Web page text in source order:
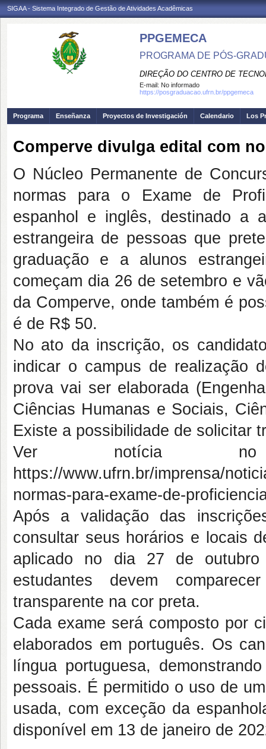
SIGAA - Sistema Integrado de Gestão de Atividades Acadêmicas
PPGEMECA
PROGRAMA DE PÓS-
DIREÇÃO DO CENTRO DE
E-mail: No informado
https://posgraduacao.ufrn.br/ppgemeca
Programa Enseñanza Proyectos de Investigación Calendario Los
Comperve divulga edital com
O Núcleo Permanente de
normas para o Exame de
espanhol e inglês, destinado a
estrangeira de pessoas que
graduação e a alunos
começam dia 26 de setembro e
da Comperve, onde também é
é de R$ 50.
No ato da inscrição, os
indicar o campus de realização
prova vai ser elaborada
Ciências Humanas e Sociais,
Existe a possibilidade de solicitar
Ver notícia
https://www.ufrn.br/imprensa/
normas-para-exame-de-
Após a validação das
consultar seus horários e locais
aplicado no dia 27 de
estudantes devem
transparente na cor preta.
Cada exame será composto por
elaborados em português. Os
língua portuguesa,
pessoais. É permitido o uso de
usada, com exceção da
disponível em 13 de janeiro de